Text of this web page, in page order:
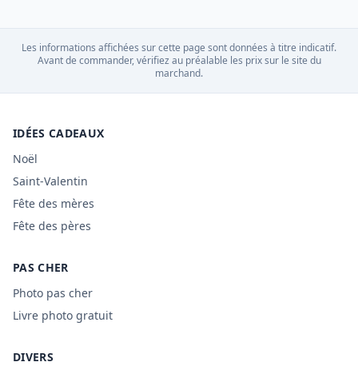
Les informations affichées sur cette page sont données à titre indicatif.
Avant de commander, vérifiez au préalable les prix sur le site du
marchand.
IDÉES CADEAUX
Noël
Saint-Valentin
Fête des mères
Fête des pères
PAS CHER
Photo pas cher
Livre photo gratuit
DIVERS